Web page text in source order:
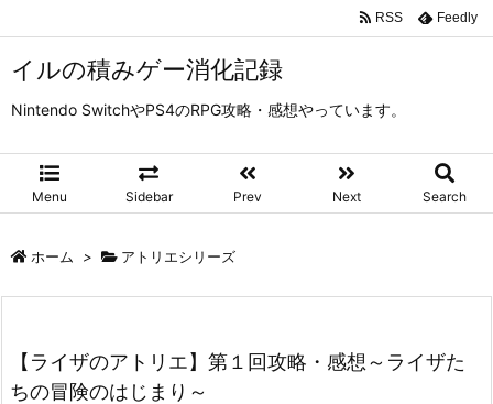
イルの積みゲー消化記録
Nintendo SwitchやPS4のRPG攻略・感想やっています。
Menu Sidebar Prev Next Search
RSS Feedly
ホーム > アトリエシリーズ
【ライザのアトリエ】第１回攻略・感想～ライザた
ちの冒険のはじまり～